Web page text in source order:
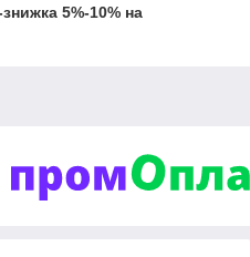
5%-10% на